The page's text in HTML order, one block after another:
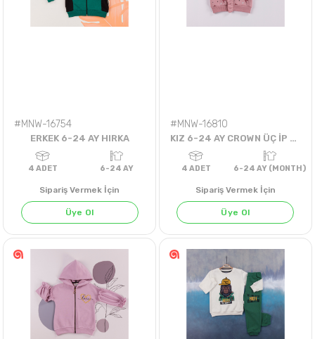
#MNW-16754
ERKEK 6-24 AY HIRKA
ADET 6-24 AY
Sipariş Vermek İçin
Üye Ol
#MNW-16810
KIZ 6-24 AY CROWN ÜÇ İP HIRKA
4ADET 6-24 AY
Sipariş Vermek İçin
Üye Ol